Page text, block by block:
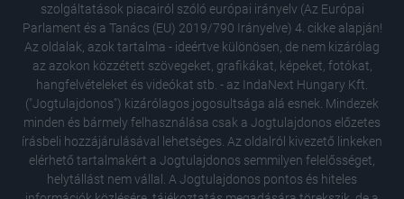
szolgáltatások piacairól szóló európai irányelv (Az Európai
Parlament és a Tanács (EU) 2019/790 Irányelve) 4. cikke alapján!
Az oldalak, azok tartalma - ideértve különösen, de nem kizárólag
az azokon közzétett szövegeket, grafikákat, képeket, fotókat,
hangfelvételeket és videókat stb. - az IndaNext Hungary Kft.
("Jogtulajdonos") kizárólagos jogosultsága alá esnek. Mindezek
minden és bármely felhasználása csak a Jogtulajdonos előzetes
írásbeli hozzájárulásával lehetséges. Az oldalról kivezető linkeken
elérhető tartalmakért a Jogtulajdonos semmilyen felelősséget,
helytállást nem vállal. A Jogtulajdonos pontos és hiteles